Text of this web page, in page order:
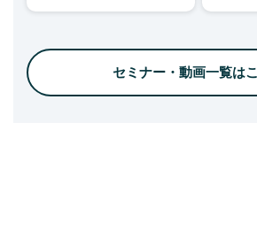
セミナー・動画一覧は